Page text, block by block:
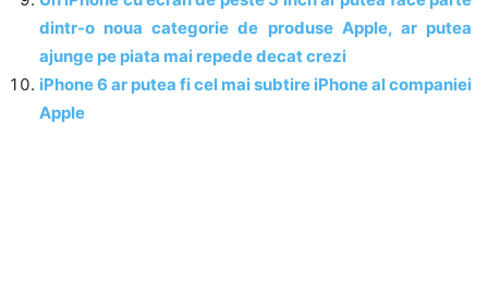
dintr-o noua categorie de produse Apple, ar putea
ajunge pe piata mai repede decat crezi
iPhone 6 ar putea fi cel mai subtire iPhone al companiei
Apple